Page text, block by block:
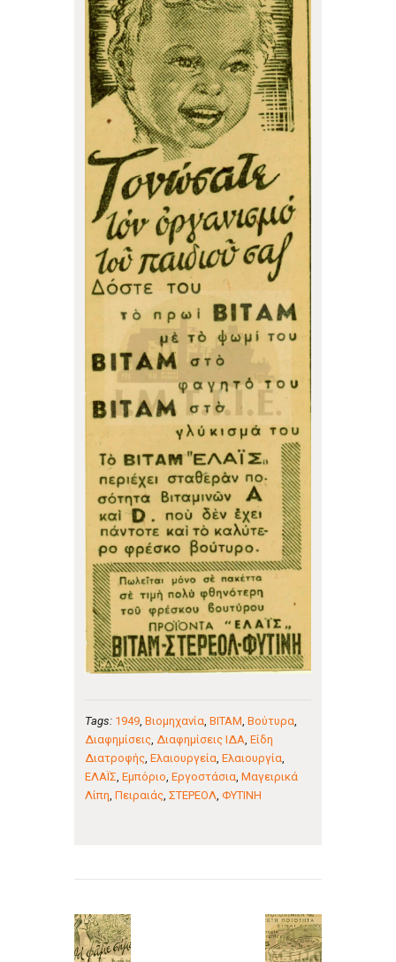
Tags: 1949, Βιομηχανία, ΒΙΤΑΜ, Βούτυρα,
Διαφημίσεις, Διαφημίσεις ΙΔΑ, Είδη
Διατροφής, Ελαιουργεία, Ελαιουργία,
ΕΛΑΪΣ, Εμπόριο, Εργοστάσια, Μαγειρικά
Λίπη, Πειραιάς, ΣΤΕΡΕΟΛ, ΦΥΤΙΝΗ
άρθρων